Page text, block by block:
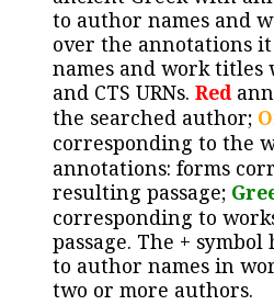
to author names and
over the annotations
names and work
and CTS URNs. Red
the searched author;
corresponding to the
annotations: forms
resulting passage;
corresponding to
passage. The +
to author names in
two or more authors.